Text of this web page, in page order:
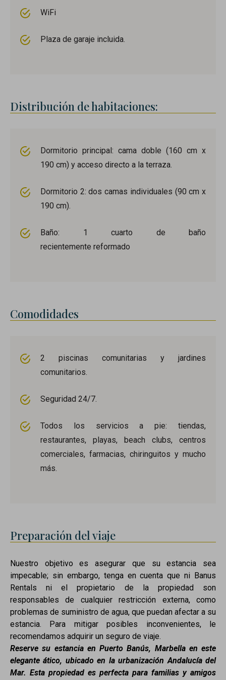
WiFi
Plaza de garaje incluida.
Distribución de habitaciones:
Dormitorio principal: cama doble (160 cm x
190 cm) y acceso directo a la terraza.
Dormitorio 2: dos camas individuales (90 cm x
190 cm).
Baño: 1 cuarto de baño
recientemente reformado
Comodidades
2 piscinas comunitarias y jardines
comunitarios.
Seguridad 24/7.
Todos los servicios a pie: tiendas,
restaurantes, playas, beach clubs, centros
comerciales, farmacias, chiringuitos y mucho
más.
Preparación del viaje
Nuestro objetivo es asegurar que su estancia sea
impecable; sin embargo, tenga en cuenta que ni Banus
Rentals ni el propietario de la propiedad son
responsables de cualquier restricción externa, como
problemas de suministro de agua, que puedan afectar a su
estancia. Para mitigar posibles inconvenientes, le
recomendamos adquirir un seguro de viaje.
Reserve su estancia en Puerto Banús, Marbella en este
elegante ático, ubicado en la urbanización Andalucía del
Mar. Esta propiedad es perfecta para familias y amigos